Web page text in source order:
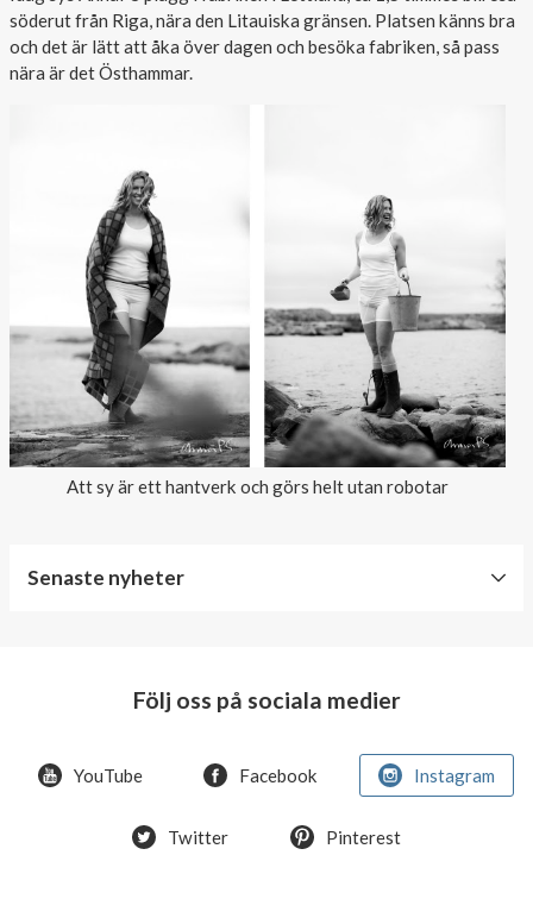
söderut från Riga, nära den Litauiska gränsen. Platsen känns bra
och det är lätt att åka över dagen och besöka fabriken, så pass
nära är det Östhammar.
Att sy är ett hantverk och görs helt utan robotar
Senaste nyheter
offer!
Följ oss på sociala medier
YouTube Facebook Instagram
Twitter Pinterest